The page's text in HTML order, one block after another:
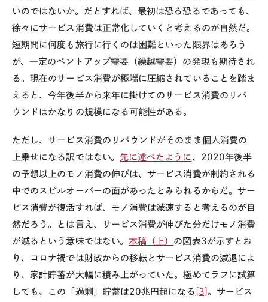
いのではないか。だとすれば、最初は恐る恐るであっても、
徐々にサービス消費は正常化していくと考えるのが自然だ。
短期間に何度も旅行に行くのは困難といった限界はあろう
が、一定のペントアップ需要（繰越需要）の発現も期待され
る。現在のサービス消費が極端に圧縮されていることを踏ま
えると、今年後半から来年に掛けてのサービス消費のリバ
ウンドはかなりの規模になる可能性がある。
ただし、サービス消費のリバウンドがそのまま個人消費の
上乗せになる訳ではない。 先に述べたように 、2020年後半
の予想以上のモノ消費の伸びは、サービス消費が制約される
中でのスピルオーバーの面があったとみられるからだ。サー
ビス消費が復活すれば、モノ消費は減速すると考えるのが自
然だろう。とは言え、サービス消費が伸びた分だけモノ消費
が減るという意味ではない。 本稿（上） の図表3が示すとお
り、コロナ禍では財政からの移転とサービス消費の減退によ
り、家計貯蓄が大幅に積み上がっていた。極めてラフに試算
しても、この「過剰」貯蓄は20兆円超になる [3] 。サービス